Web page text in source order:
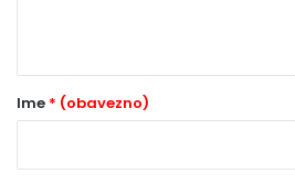
r
Ime * (obavezno)